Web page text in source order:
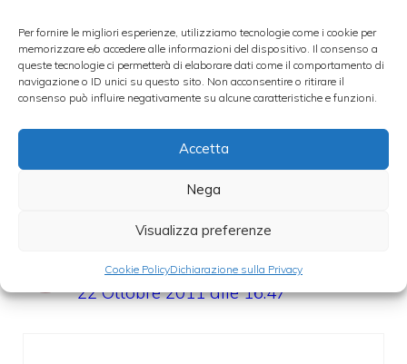
Per fornire le migliori esperienze, utilizziamo tecnologie come i cookie per
memorizzare e/o accedere alle informazioni del dispositivo. Il consenso a
queste tecnologie ci permetterà di elaborare dati come il comportamento di
navigazione o ID unici su questo sito. Non acconsentire o ritirare il
consenso può influire negativamente su alcune caratteristiche e funzioni.
Accetta
Nega
Visualizza preferenze
Cookie PolicyDichiarazione sulla Privacy
4 commenti su
“Crepes alla Nutella
senza uova”
alessandra
22 Ottobre 2011 alle 16:47